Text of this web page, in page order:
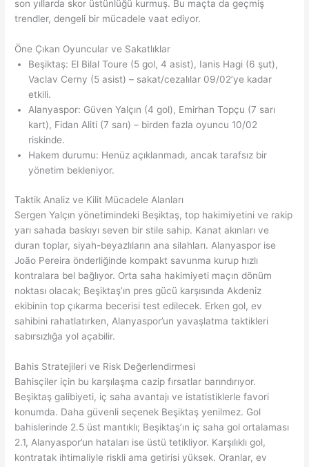
son yıllarda skor üstünlüğü kurmuş. Bu maçta da geçmiş
trendler, dengeli bir mücadele vaat ediyor.
Öne Çıkan Oyuncular ve Sakatlıklar
Beşiktaş: El Bilal Toure (5 gol, 4 asist), Ianis Hagi (6 şut),
Vaclav Cerny (5 asist) – sakat/cezalılar 09/02’ye kadar
etkili.
Alanyaspor: Güven Yalçın (4 gol), Emirhan Topçu (7 sarı
kart), Fidan Aliti (7 sarı) – birden fazla oyuncu 10/02
riskinde.
Hakem durumu: Henüz açıklanmadı, ancak tarafsız bir
yönetim bekleniyor.
Taktik Analiz ve Kilit Mücadele Alanları
Sergen Yalçın yönetimindeki Beşiktaş, top hakimiyetini ve rakip
yarı sahada baskıyı seven bir stile sahip. Kanat akınları ve
duran toplar, siyah-beyazlıların ana silahları. Alanyaspor ise
João Pereira önderliğinde kompakt savunma kurup hızlı
kontralara bel bağlıyor. Orta saha hakimiyeti maçın dönüm
noktası olacak; Beşiktaş’ın pres gücü karşısında Akdeniz
ekibinin top çıkarma becerisi test edilecek. Erken gol, ev
sahibini rahatlatırken, Alanyaspor’un yavaşlatma taktikleri
sabırsızlığa yol açabilir.
Bahis Stratejileri ve Risk Değerlendirmesi
Bahisçiler için bu karşılaşma cazip fırsatlar barındırıyor.
Beşiktaş galibiyeti, iç saha avantajı ve istatistiklerle favori
konumda. Daha güvenli seçenek Beşiktaş yenilmez. Gol
bahislerinde 2.5 üst mantıklı; Beşiktaş’ın iç saha gol ortalaması
2.1, Alanyaspor’un hataları ise üstü tetikliyor. Karşılıklı gol,
kontratak ihtimaliyle riskli ama getirisi yüksek. Oranlar, ev